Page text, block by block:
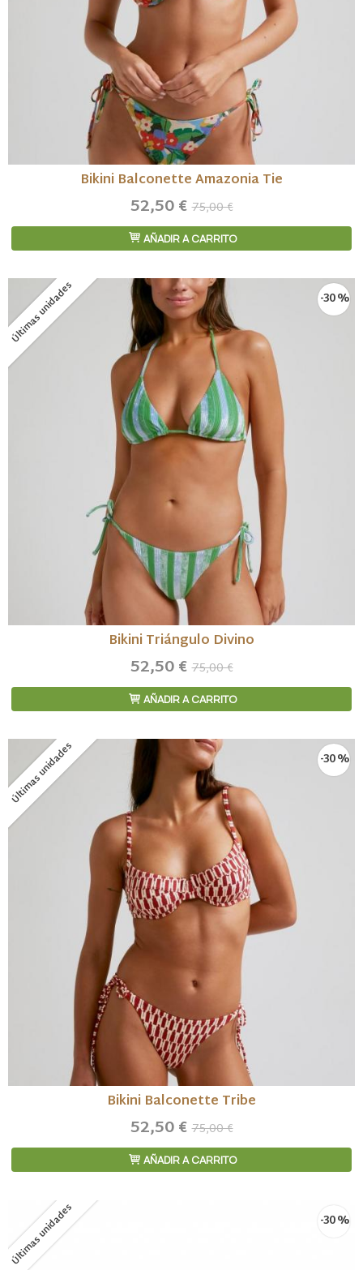
Bikini Balconette Amazonia Tie
52,50 €75,00 €
AÑADIR A CARRITO
Últimas unidades -30 %
Bikini Triángulo Divino
52,50 €75,00 €
AÑADIR A CARRITO
Últimas unidades -30 %
Bikini Balconette Tribe
52,50 €75,00 €
AÑADIR A CARRITO
Últimas unidades -30 %